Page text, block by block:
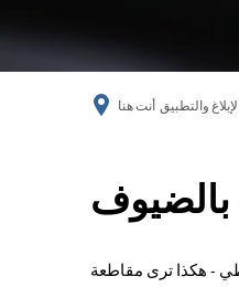
أنت هنا والتطبيق
- هكذا ترى مقاطعة